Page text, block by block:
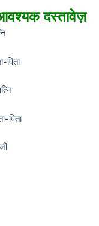
दस्तावेज़
पिता
पिता